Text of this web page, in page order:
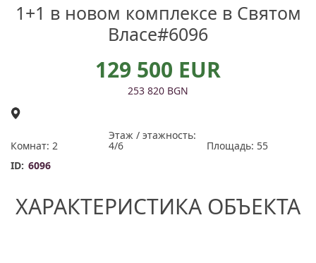
1+1 в новом комплексе в Святом
Власе#6096
129 500 EUR
253 820 BGN
Комнат: 2
Этаж / этажность:
4/6
Площадь: 55
ID: 6096
ХАРАКТЕРИСТИКА ОБЪЕКТА